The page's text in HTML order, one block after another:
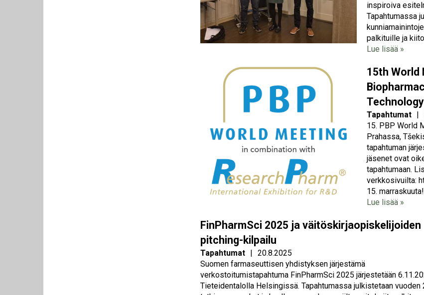
inspiroiva
Tapahtumassa
palkituille ja
Lue lisää »
15th World
Technology
Tapahtumat
15. PBP World
Prahassa,
tapahtuman
jäsenet ovat
tapahtumaan.
verkkosivuilta:
15. marraskuuta!
Lue lisää »
FinPharmSci 2025 ja väitöskirjaopiskelijoiden
pitching-kilpailu
Tapahtumat
20.8.2025
Suomen farmaseuttisen yhdistyksen järjestämä
verkostoitumistapahtuma FinPharmSci 2025 järjestetään
Tieteidentalolla Helsingissä. Tapahtumassa julkistetaan vuoden